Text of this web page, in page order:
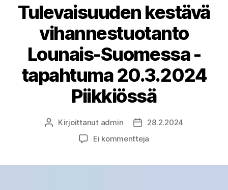
Tulevaisuuden kestävä
vihannestuotanto
Lounais-Suomessa -
tapahtuma 20.3.2024
Piikkiössä
Kirjoittaja
Kirjoittanut admin Julkaisupäivämäärä
28.2.2024
Ei kommentteja